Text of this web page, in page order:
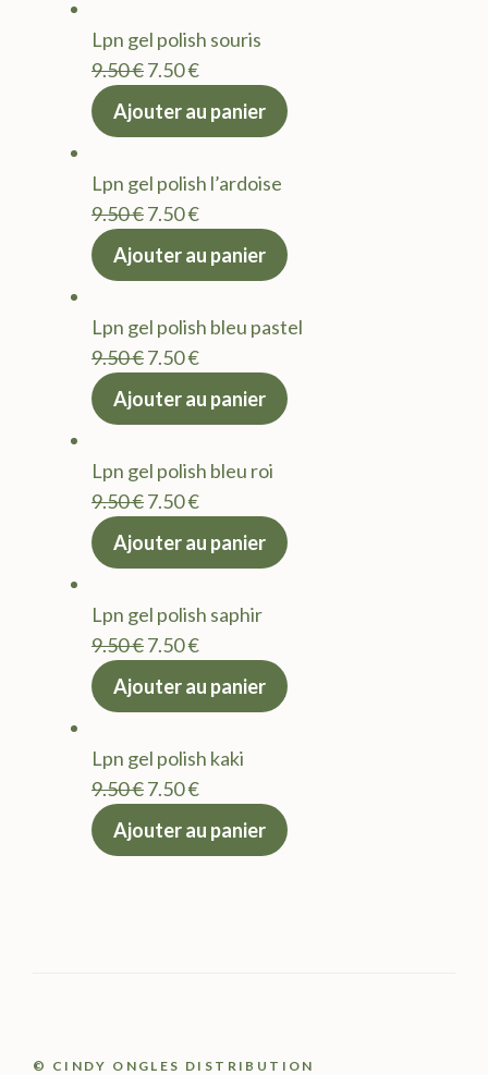
9.50 €.7.50 €.
Lpn gel polish souris
9.50€Le
prix
9.50 €.
7.50€Le
actuel
7.50 €.
Ajouter au panier
Lpn gel polish l’ardoise
9.50€Le
prix
9.50 €.
7.50€Le
actuel
7.50 €.
Ajouter au panier
Lpn gel polish bleu pastel
9.50€Le
prix
9.50 €.
7.50€Le
actuel
7.50 €.
Ajouter au panier
Lpn gel polish bleu roi
9.50€Le
prix
9.50 €.
7.50€Le
actuel
7.50 €.
Ajouter au panier
Lpn gel polish saphir
9.50€Le
prix
9.50 €.
7.50€Le
actuel
7.50 €.
Ajouter au panier
Lpn gel polish kaki
9.50€Le
prix
7.50€Le
actuel
Ajouter au panier
© CINDY ONGLES DISTRIBUTION